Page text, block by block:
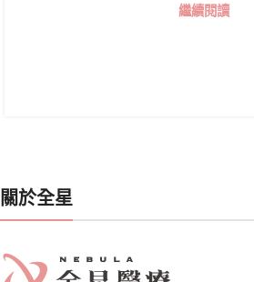
繼續閱讀
關於全星